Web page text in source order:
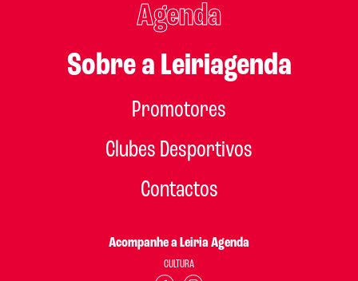
Agenda
Sobre a Leiriagenda
Promotores
Clubes Desportivos
Contactos
Acompanhe a Leiria Agenda
CULTURA